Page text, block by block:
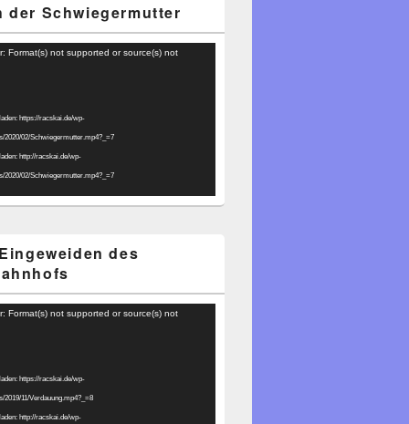
der Schwiegermutter
Format(s) not supported or source(s) not
https://racskai.de/wp-
2020/02/Schwiegermutter.mp4?_=7
http://racskai.de/wp-
2020/02/Schwiegermutter.mp4?_=7
des
Format(s) not supported or source(s) not
https://racskai.de/wp-
2019/11/Verdauung.mp4?_=8
http://racskai.de/wp-